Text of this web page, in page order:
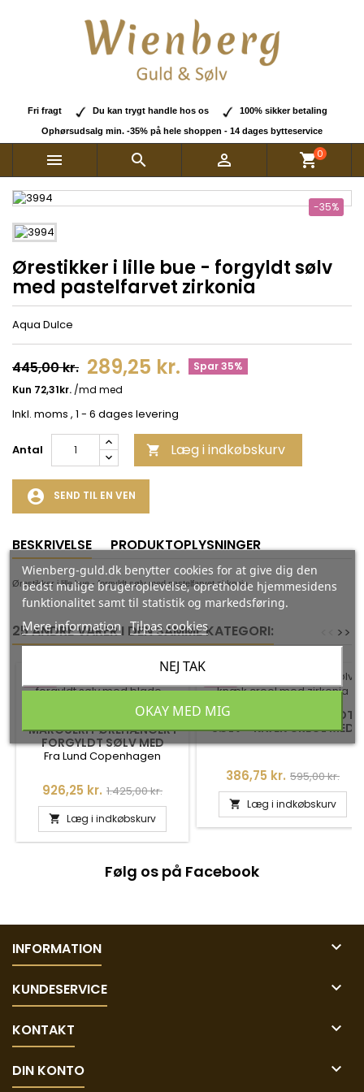
Fri fragt Du kan trygt handle hos os 100% sikker betaling
Ophørsudsalg min. -35% på hele shoppen - 14 dages bytteservice
   shopping_cart0
-35%
Ørestikker i lille bue - forgyldt sølv
med pastelfarvet zirkonia
Aqua Dulce
445,00 kr. 289,25 kr. Spar 35%
Inkl. moms , 1 - 6 dages levering
Antal  Læg i indkøbskurv
account_circle SEND TIL EN VEN
BESKRIVELSE PRODUKTOPLYSNINGER
Ørestikker i lille bue - forgyldt sølv med pastelfarvet zirkonia.
25 ANDRE VARER I DEN SAMME KATEGORI: >>
MARGUERIT ØREHÆNGER I
FORGYLDT SØLV MED
BLADE - 9095056-M
Fra Lund Copenhagen
Pris
926,25 kr. Normalpris
1.425,00 kr.
 Læg i indkøbskurv
ØREHÆNGER I FORGYLDT
SØLV - KNÆK CREOL MED
ZIRKONIA
Pris
386,75 kr. Normalpris
595,00 kr.
 Læg i indkøbskurv
Følg os på Facebook
INFORMATION 
KUNDESERVICE 
KONTAKT 
DIN KONTO 
Wienberg-guld.dk benytter cookies for at give dig den
bedst mulige brugeroplevelse, opretholde hjemmesidens
funktionalitet samt til statistik og markedsføring.
Mere information Tilpas cookies
NEJ TAK
OKAY MED MIG